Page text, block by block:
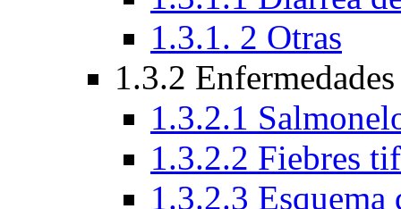
1.3.1. 2 Otras
1.3.2
1.3.2.1
1.3.2.2 Fiebres
1.3.2.3 Esquema